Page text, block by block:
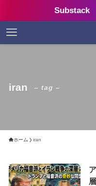
Substack
iran – tag –
ホーム iran